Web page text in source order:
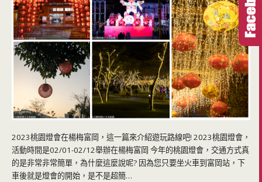
2023桃園燈會在楊梅富岡，這一篇來介紹遊玩路線吧! 2023桃園燈會，
活動時間是02/01-02/12舉辦在楊梅富岡 今年的桃園燈會，交通方式真
的是非常非常簡單，為什麼這麼說呢? 因為您只要坐火車到富岡站，下
車後就是燈會的開始，是不是超簡…